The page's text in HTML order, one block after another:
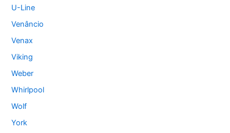
U-Line
Venâncio
Venax
Viking
Weber
Whirlpool
Wolf
York